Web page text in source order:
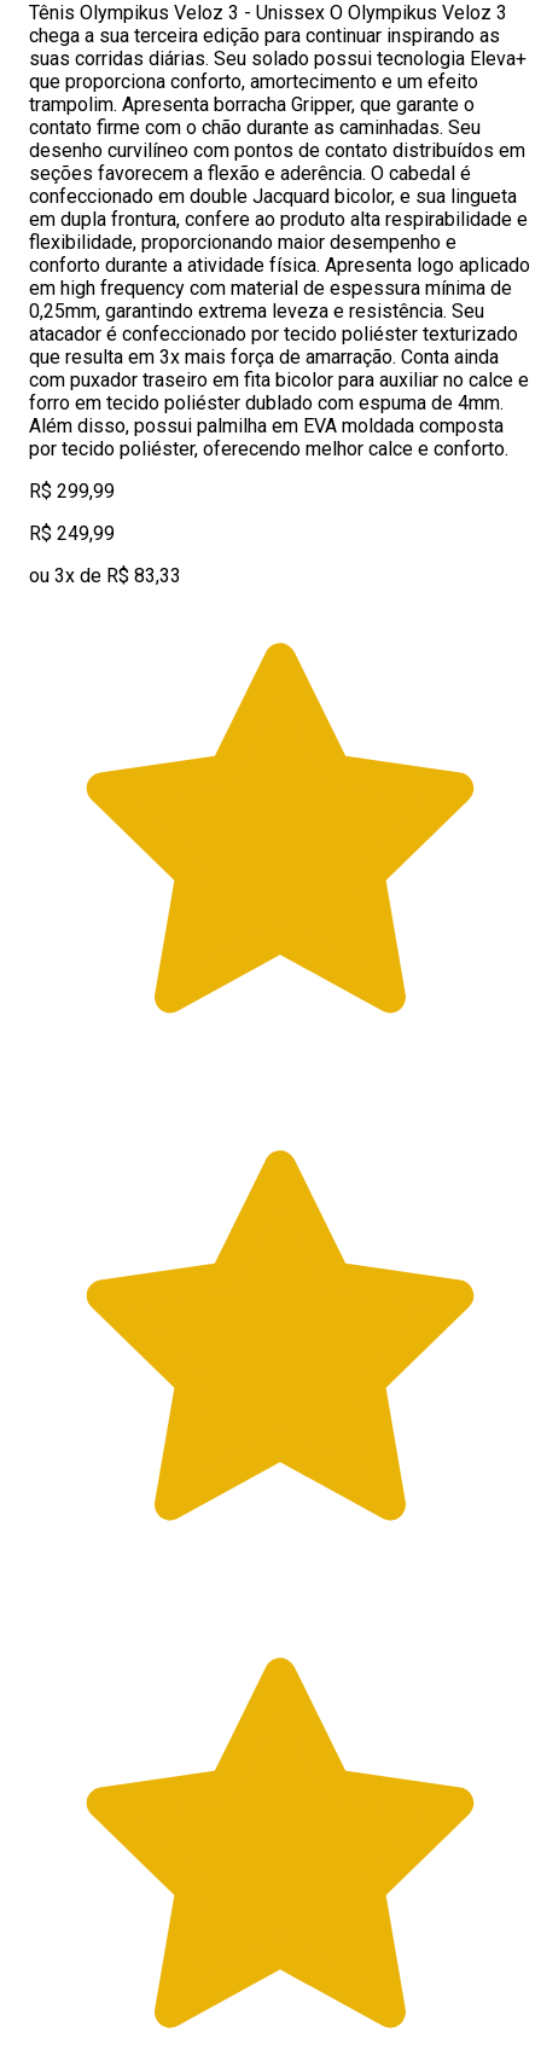
Tênis Olympikus Veloz 3 - Unissex O Olympikus Veloz 3
chega a sua terceira edição para continuar inspirando as
suas corridas diárias. Seu solado possui tecnologia Eleva+
que proporciona conforto, amortecimento e um efeito
trampolim. Apresenta borracha Gripper, que garante o
contato firme com o chão durante as caminhadas. Seu
desenho curvilíneo com pontos de contato distribuídos em
seções favorecem a flexão e aderência. O cabedal é
confeccionado em double Jacquard bicolor, e sua lingueta
em dupla frontura, confere ao produto alta respirabilidade e
flexibilidade, proporcionando maior desempenho e
conforto durante a atividade física. Apresenta logo aplicado
em high frequency com material de espessura mínima de
0,25mm, garantindo extrema leveza e resistência. Seu
atacador é confeccionado por tecido poliéster texturizado
que resulta em 3x mais força de amarração. Conta ainda
com puxador traseiro em fita bicolor para auxiliar no calce e
forro em tecido poliéster dublado com espuma de 4mm.
Além disso, possui palmilha em EVA moldada composta
por tecido poliéster, oferecendo melhor calce e conforto.
R$ 299,99
R$ 249,99
ou 3x de R$ 83,33